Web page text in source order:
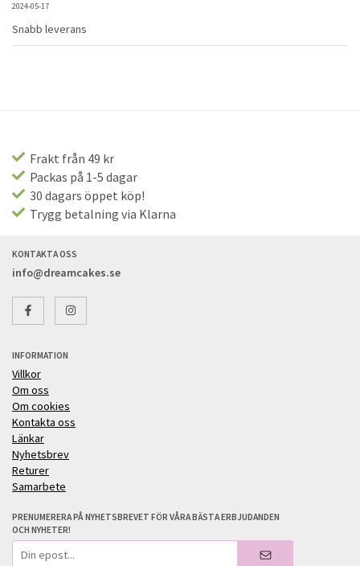
2024-05-17
Snabb leverans
Frakt från 49 kr
Packas på 1-5 dagar
30 dagars öppet köp!
Trygg betalning via Klarna
KONTAKTA OSS
info@dreamcakes.se
INFORMATION
Villkor
Om oss
Om cookies
Kontakta oss
Länkar
Nyhetsbrev
Returer
Samarbete
PRENUMERERA PÅ NYHETSBREVET FÖR VÅRA BÄSTA ERBJUDANDEN
OCH NYHETER!